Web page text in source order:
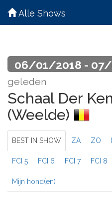
Alle Shows
06/01/2018 -
geleden
Schaal Der
(Weelde)
BEST IN SHOW ZA ZO
FCI 5 FCI 6 FCI 7 FCI 8
Mijn hond(en)